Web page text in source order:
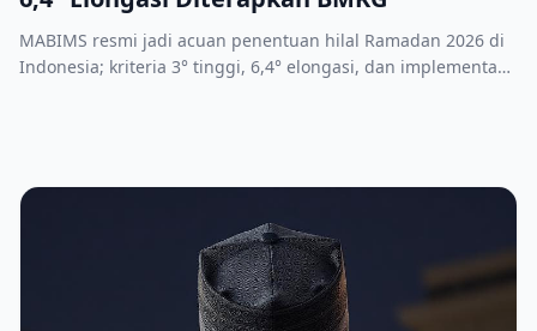
MABIMS resmi jadi acuan penentuan hilal Ramadan 2026 di
Indonesia; kriteria 3° tinggi, 6,4° elongasi, dan implementasi